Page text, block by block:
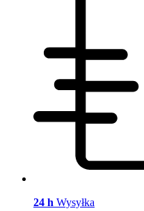
24 h Wysyłka